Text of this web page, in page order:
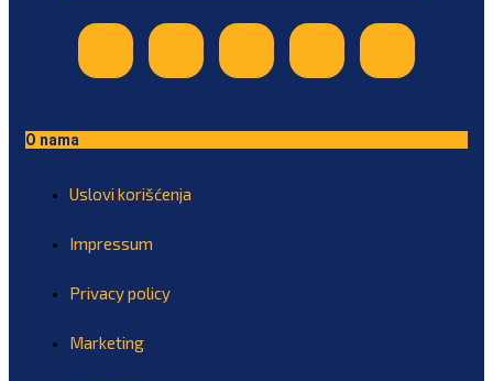
O nama
Uslovi korišćenja
Impressum
Privacy policy
Marketing